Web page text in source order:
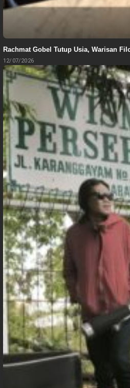
Rachmat Gobel Tutup Usia, Warisan
12/07/2026